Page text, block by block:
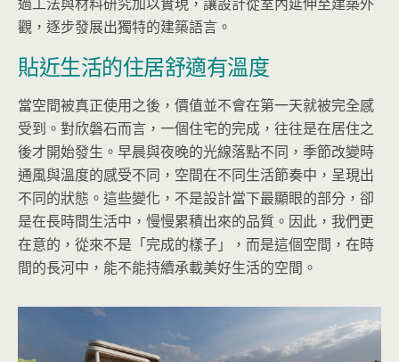
觀，逐步發展出獨特的建築語言。
貼近生活的住居舒適有溫度
當空間被真正使用之後，價值並不會在第一天就被完全感
受到。對欣磐石而言，一個住宅的完成，往往是在居住之
後才開始發生。早晨與夜晚的光線落點不同，季節改變時
通風與溫度的感受不同，空間在不同生活節奏中，呈現出
不同的狀態。這些變化，不是設計當下最顯眼的部分，卻
是在長時間生活中，慢慢累積出來的品質。因此，我們更
在意的，從來不是「完成的樣子」，而是這個空間，在時
間的長河中，能不能持續承載美好生活的空間。